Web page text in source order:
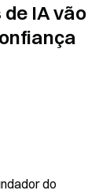
IA vão
do